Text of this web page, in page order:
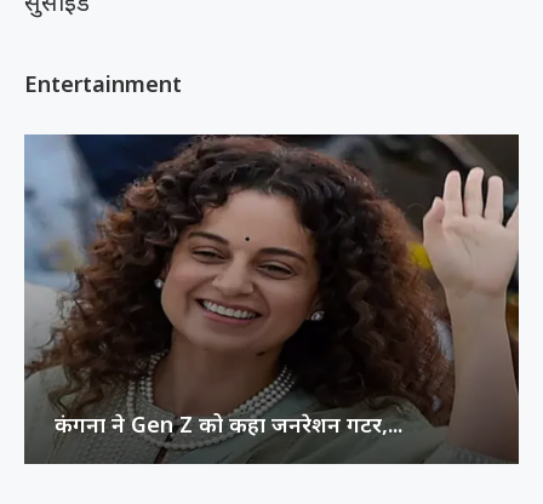
Entertainment
कंगना ने Gen Z को कहा जनरेशन गटर,...